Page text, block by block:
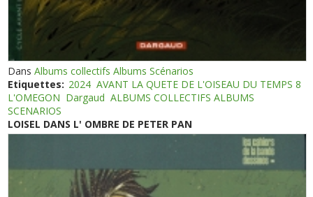
DansAlbums collectifs Albums Scénarios
Etiquettes: 2024 AVANT LA QUETE DE L'OISEAU DU TEMPS 8
L'OMEGON Dargaud ALBUMS COLLECTIFS ALBUMS
SCENARIOS
LOISEL DANS L' OMBRE DE PETER PAN